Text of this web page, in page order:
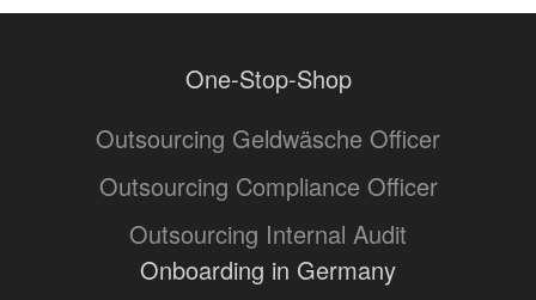
One-Stop-Shop
Outsourcing Geldwäsche Officer
Outsourcing Compliance Officer
Outsourcing Internal Audit
Onboarding in Germany